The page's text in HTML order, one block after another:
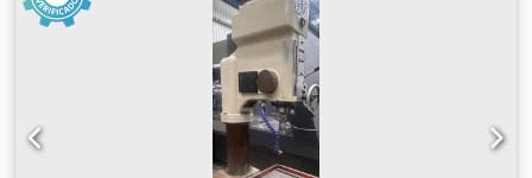
100 mm Dodjzrmncepfx Ahqswa Longitud de la mesa:
2.200 mm Anchura de la mesa: 1.500 mm DETALLES DE LA
MÁQUINA Sistema de control: Convencional Número de